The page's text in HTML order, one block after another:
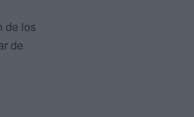
de los
de